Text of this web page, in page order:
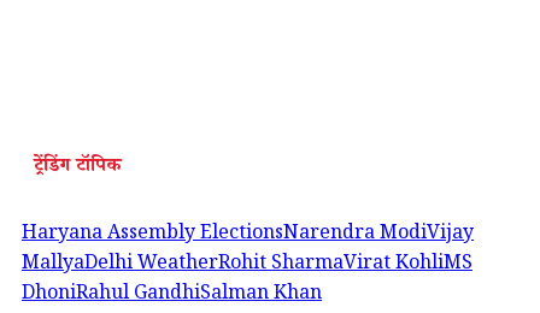
ट्रेंडिंग टॉपिक
Haryana Assembly ElectionsNarendra ModiVijay
MallyaDelhi WeatherRohit SharmaVirat KohliMS
DhoniRahul GandhiSalman Khan